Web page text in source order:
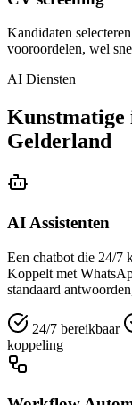
Kandidaten
vooroordelen, wel
AI Diensten
Kunstmatige
Gelderland
AI Assistenten
Een chatbot die 24/7
Koppelt met
standaard
24/7 bereikbaar
koppeling